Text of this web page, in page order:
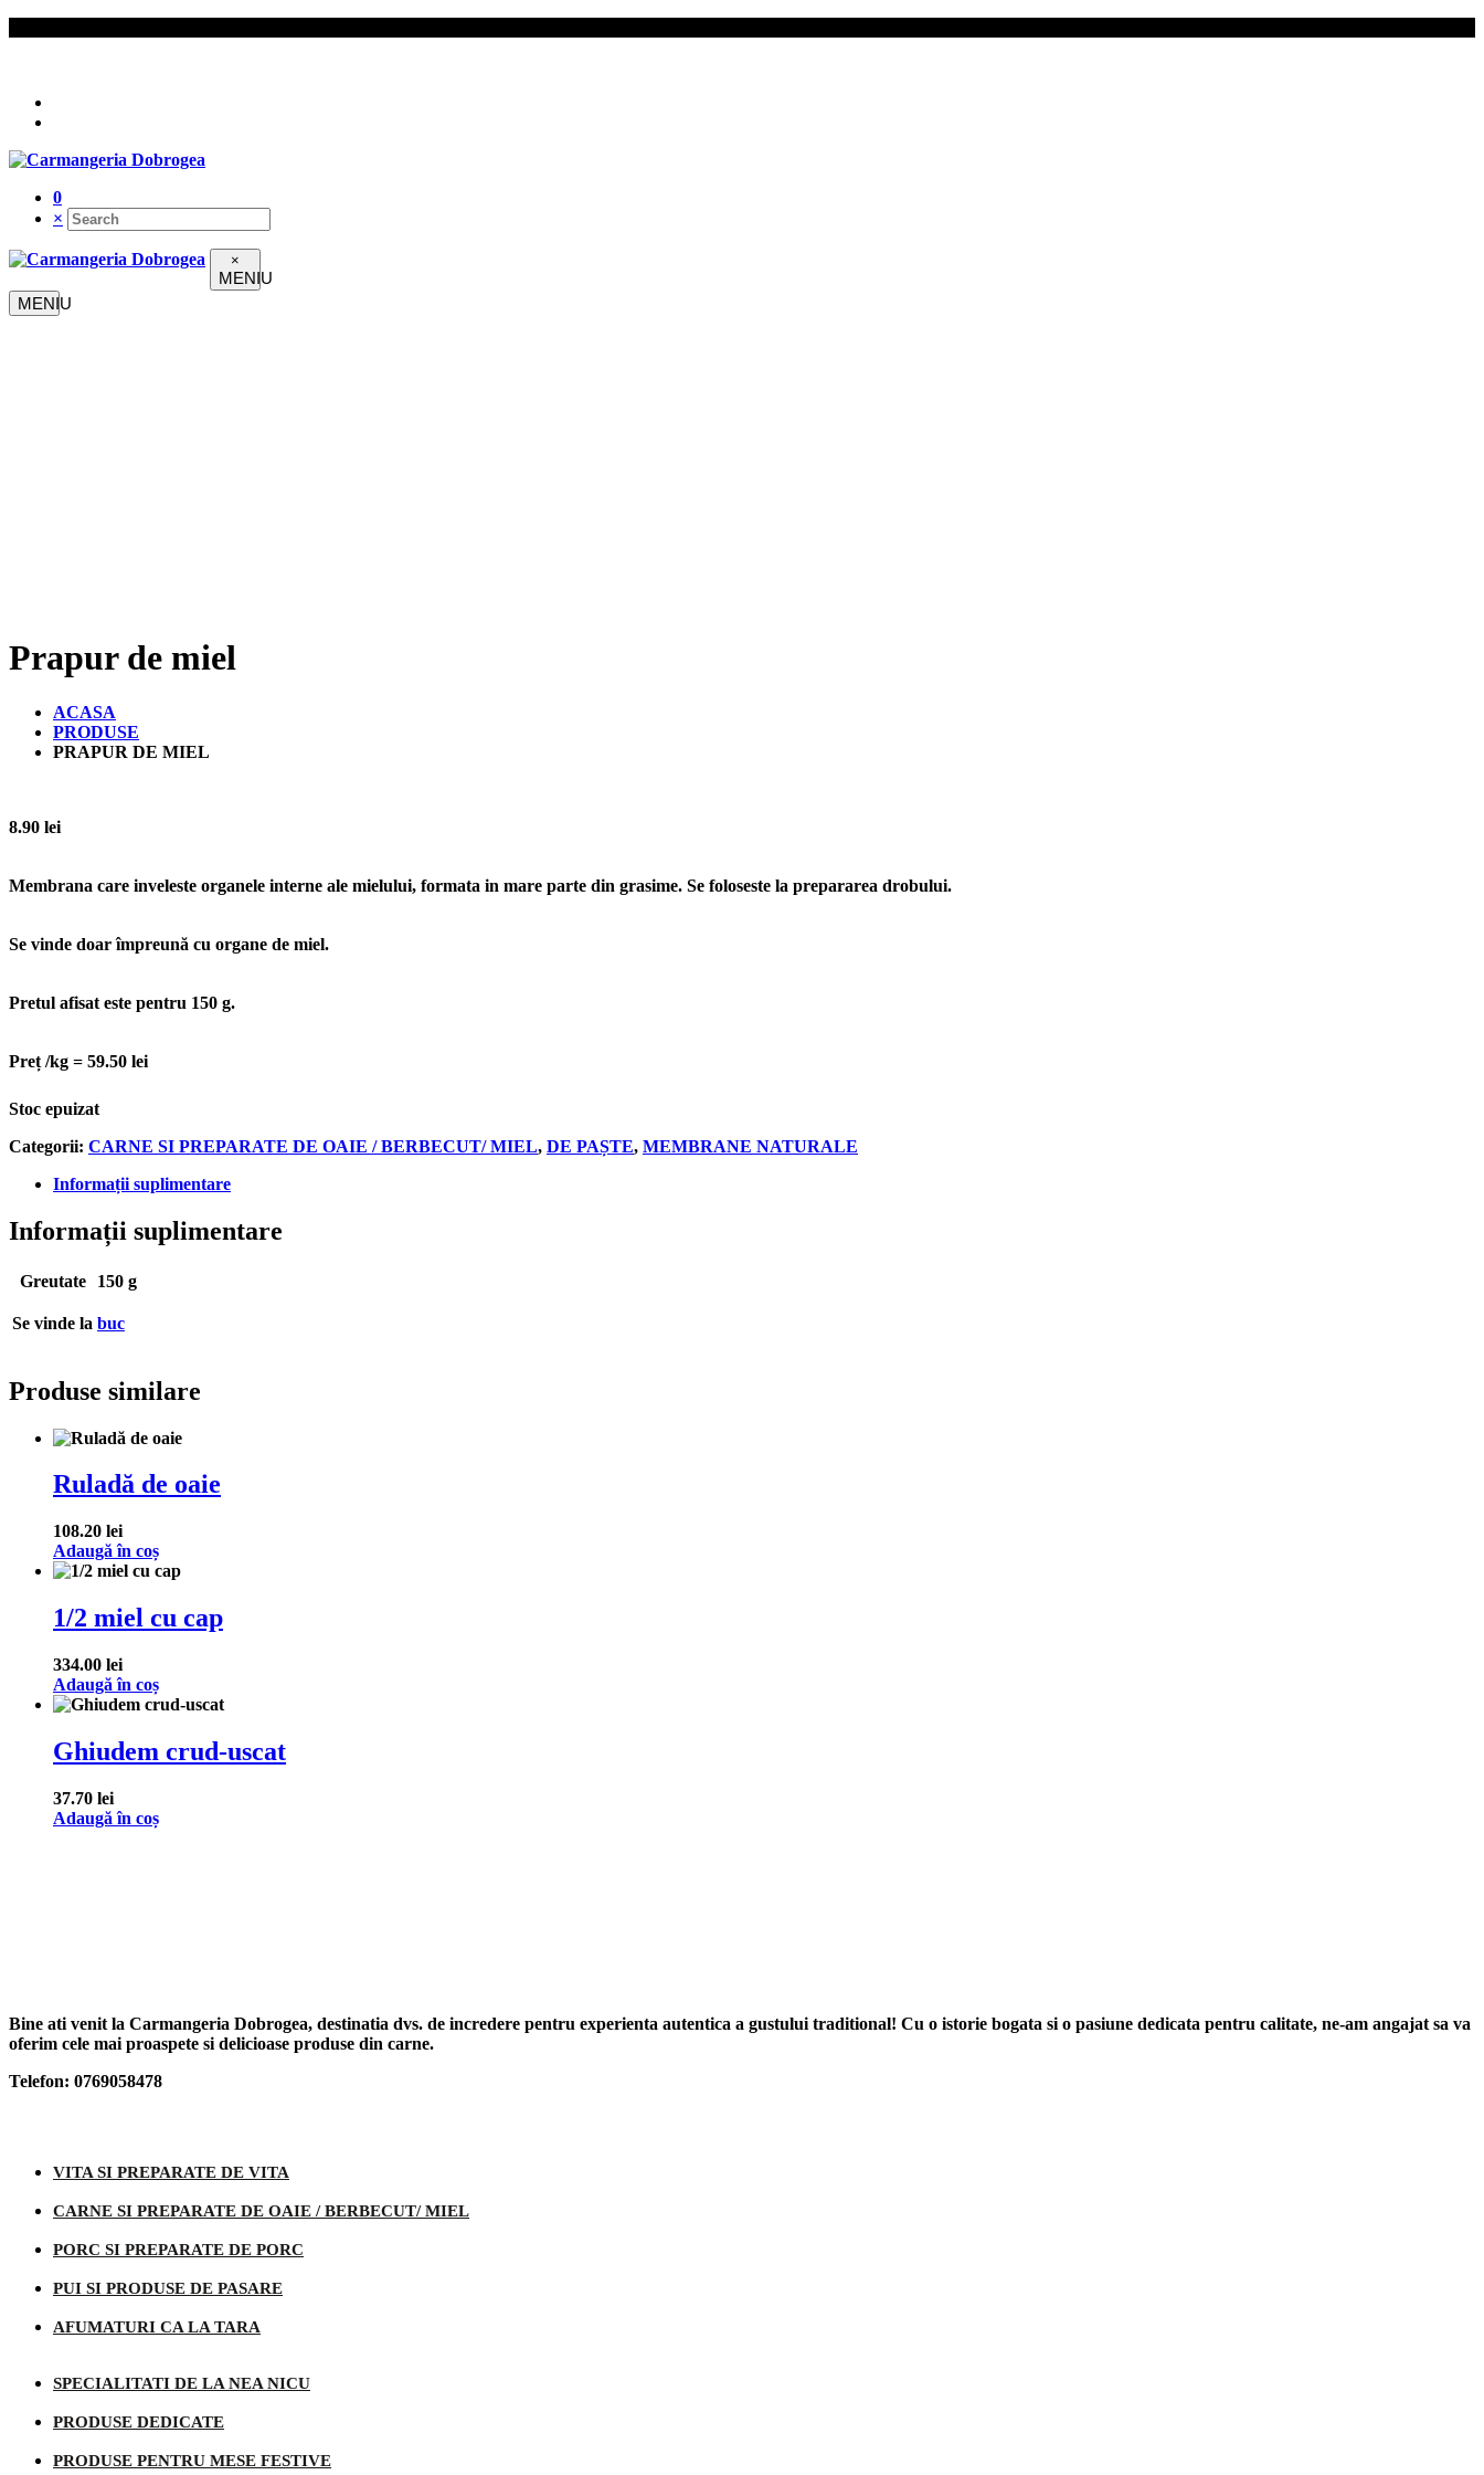
0
×
×
Prapur de miel
ACASA
PRODUSE
PRAPUR DE MIEL
8.90 lei
Membrana care inveleste organele interne ale mielului, formata in mare parte din grasime. Se foloseste la prepararea drobului.
Se vinde doar împreună cu organe de miel.
Pretul afisat este pentru 150 g.
Preț /kg = 59.50 lei
Stoc epuizat
Categorii: CARNE SI PREPARATE DE OAIE / BERBECUT/ MIEL, DE PAȘTE, MEMBRANE NATURALE
Informații suplimentare
Informații suplimentare
Greutate 150 g
Se vinde la buc
Produse similare
Ruladă de oaie
108.20 lei
Adaugă în coș
1/2 miel cu cap
334.00 lei
Adaugă în coș
Ghiudem crud-uscat
37.70 lei
Adaugă în coș
Bine ati venit la Carmangeria Dobrogea, destinatia dvs. de incredere pentru experienta autentica a gustului traditional! Cu o istorie bogata si o pasiune dedicata pentru calitate, ne-am angajat sa va
oferim cele mai proaspete si delicioase produse din carne.
Telefon: 0769058478
VITA SI PREPARATE DE VITA
CARNE SI PREPARATE DE OAIE / BERBECUT/ MIEL
PORC SI PREPARATE DE PORC
PUI SI PRODUSE DE PASARE
AFUMATURI CA LA TARA
SPECIALITATI DE LA NEA NICU
PRODUSE DEDICATE
PRODUSE PENTRU MESE FESTIVE